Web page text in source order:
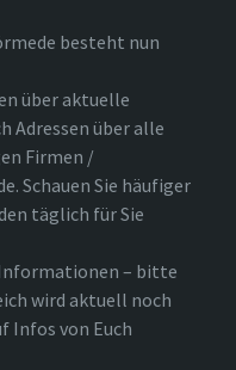
besteht nun
über aktuelle
Adressen über alle
Firmen /
Schauen Sie häufiger
täglich für Sie
– bitte
wird aktuell noch
Infos von Euch